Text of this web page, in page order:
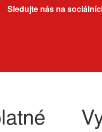
Sledujte nás na